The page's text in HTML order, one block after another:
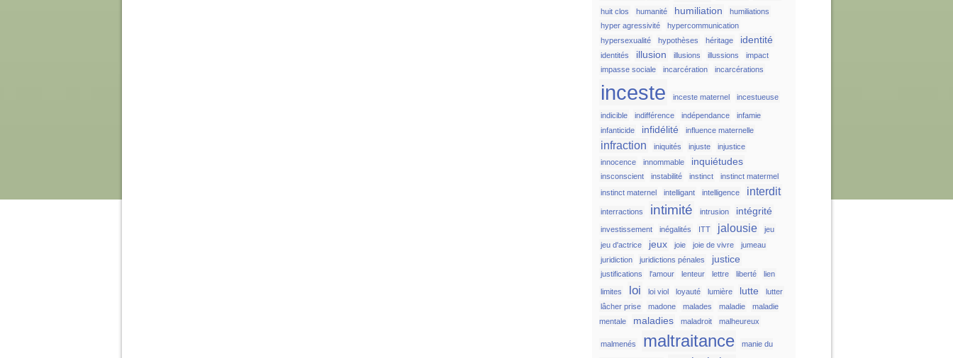
huit clos
humanité humiliation
humiliations
hyper agressivité
hypercommunication
hypersexualité
hypothèses héritage identité
identités illusion illusions illussions
impact
impasse sociale
incarcération incarcérations
inceste inceste maternel incestueuse
indicible indifférence indépendance
infamie
infanticide
infidélité influence maternelle
infraction iniquités injuste
injustice
innocence
innommable inquiétudes
insconscient instabilité instinct
instinct matermel
instinct maternel
intelligant intelligence interdit
interractions intimité intrusion intégrité
investissement inégalités ITT jalousie
jeu
jeu d'actrice
jeux joie joie de vivre
jumeau
juridiction
juridictions pénales justice
justifications l'amour lenteur lettre liberté lien
limites loi loi viol loyauté lumière lutte
lutter
lâcher prise
madone malades maladie
maladie
mentale
maladies maladroit malheureux
malmenés maltraitance manie du